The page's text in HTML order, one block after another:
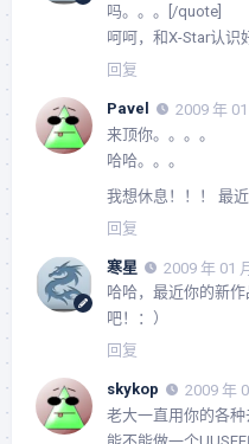
吗。。。[/quote]
呵呵，和X-Star认识
回复
Pavel
2009 年
来顶你。。。。
哈哈。。。
我想休息！！！ 最
回复
寒星
2009 年 01
哈哈，最近你的新
吧！：）
回复
skykop
2009 年
老大一直用你的各